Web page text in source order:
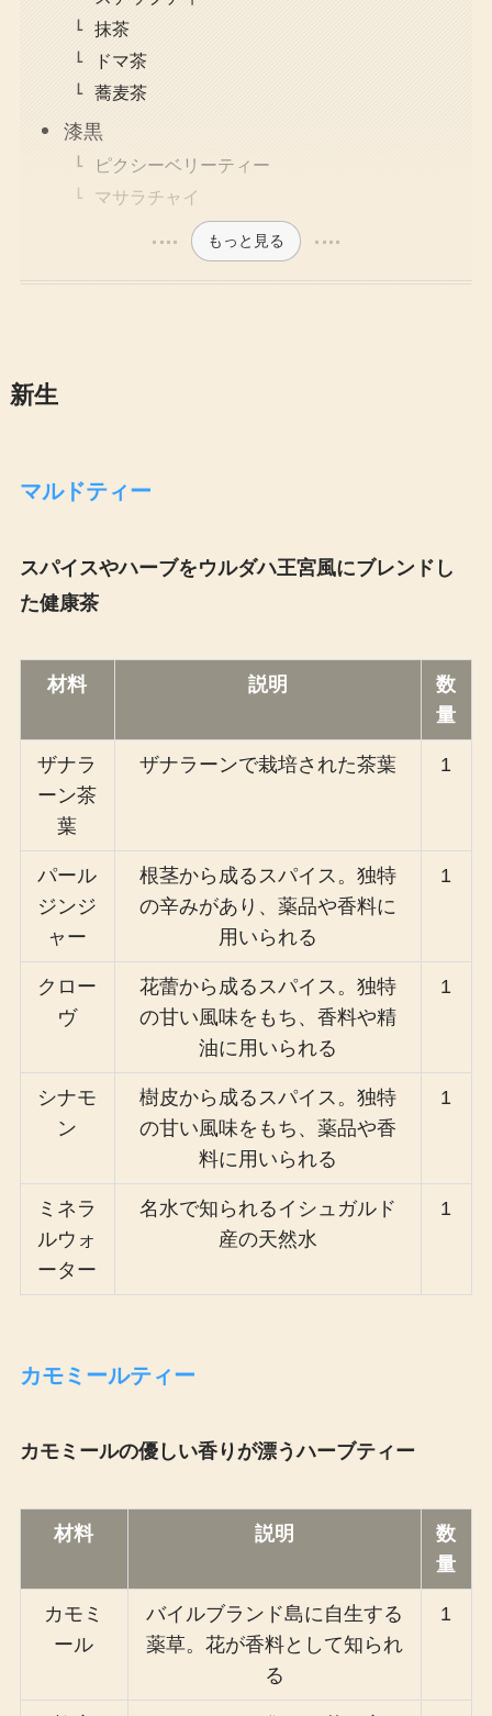
抹茶
ドマ茶
蕎麦茶
漆黒
ピクシーベリーティー
マサラチャイ
もっと見る
新生
マルドティー
スパイスやハーブをウルダハ王宮風にブレンドし
た健康茶
材料 説明
数
量
ザナラ
ーン茶
葉
ザナラーンで栽培された茶葉 1
パール
ジンジ
ャー
根茎から成るスパイス。独特
の辛みがあり、薬品や香料に
用いられる
1
クロー
ヴ
花蕾から成るスパイス。独特
の甘い風味をもち、香料や精
油に用いられる
1
シナモ
ン
樹皮から成るスパイス。独特
の甘い風味をもち、薬品や香
料に用いられる
1
ミネラ
ルウォ
ーター
名水で知られるイシュガルド
産の天然水
1
カモミールティー
カモミールの優しい香りが漂うハーブティー
材料 説明
数
量
カモミ
ール
バイルブランド島に自生する
薬草。花が香料として知られ
る
1